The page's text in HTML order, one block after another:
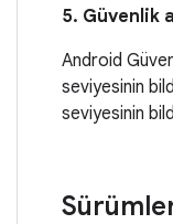
5. Güvenlik
Android
seviyesinin
seviyesinin